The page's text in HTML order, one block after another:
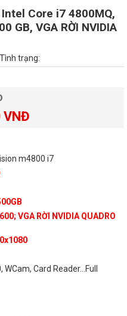
Core i7 4800MQ,
GB, VGA RỜI NVIDIA
Tình trạng:
VNĐ
m4800 i7
VGA RỜI NVIDIA QUADRO
WCam, Card Reader...Full